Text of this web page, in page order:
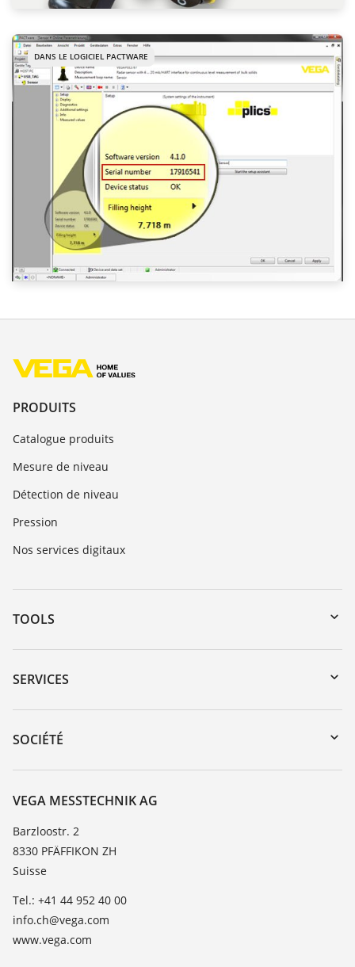
DANS LE LOGICIEL PACTWARE
PRODUITS
Catalogue produits
Mesure de niveau
Détection de niveau
Pression
Nos services digitaux
TOOLS
Téléchargements
Recherche par numéro de série
DTM Collection/PACTware
SERVICES
Retour d'appareil
Formations
Liste de compatibilité chimique
TeamViewer
SOCIÉTÉ
À propos de VEGA
Contact
News
Presse
Blog
VEGA MESSTECHNIK AG
Barzloostr. 2
8330 PFÄFFIKON ZH
Suisse
Tel.: +41 44 952 40 00
info.ch@vega.com
www.vega.com